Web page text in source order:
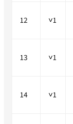
12 ˅1
13 ˅1
14 ˅1